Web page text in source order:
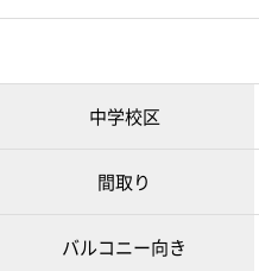
中学校区
間取り
バルコニー向き